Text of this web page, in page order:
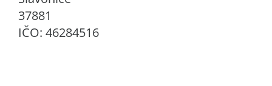
37881
IČO: 46284516